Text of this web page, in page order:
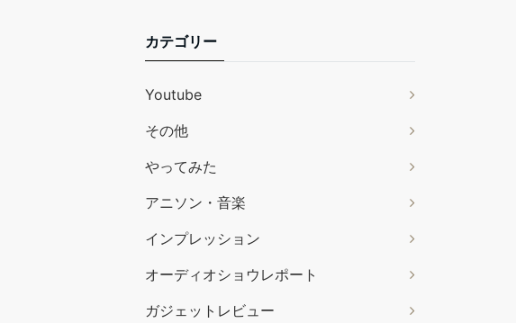
カテゴリー
Youtube
その他
やってみた
アニソン・音楽
インプレッション
オーディオショウレポート
ガジェットレビュー